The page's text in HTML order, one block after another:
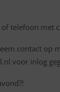
telefoon met
contact op
voor inlog